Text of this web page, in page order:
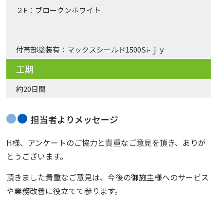
２F：ブロークンホワイト
付帯部塗装有：マックスシールド1500Si-ｊｙ
工期
約20日間
担当者よりメッセージ
H様、アンケートのご協力と貴重なご意見を頂き、ありが
とうございます。
頂きました貴重なご意見は、今後の御施主様へのサービス
や業務改善に役立てて参ります。